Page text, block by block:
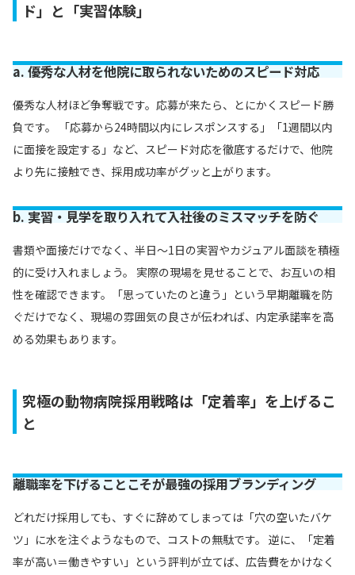
ド」と「実習体験」
a. 優秀な人材を他院に取られないためのスピード対応
優秀な人材ほど争奪戦です。応募が来たら、とにかくスピード勝
負です。 「応募から24時間以内にレスポンスする」「1週間以内
に面接を設定する」など、スピード対応を徹底するだけで、他院
より先に接触でき、採用成功率がグッと上がります。
b. 実習・見学を取り入れて入社後のミスマッチを防ぐ
書類や面接だけでなく、半日〜1日の実習やカジュアル面談を積極
的に受け入れましょう。 実際の現場を見せることで、お互いの相
性を確認できます。「思っていたのと違う」という早期離職を防
ぐだけでなく、現場の雰囲気の良さが伝われば、内定承諾率を高
める効果もあります。
究極の動物病院採用戦略は「定着率」を上げるこ
と
離職率を下げることこそが最強の採用ブランディング
どれだけ採用しても、すぐに辞めてしまっては「穴の空いたバケ
ツ」に水を注ぐようなもので、コストの無駄です。 逆に、「定着
率が高い＝働きやすい」という評判が立てば、広告費をかけなく